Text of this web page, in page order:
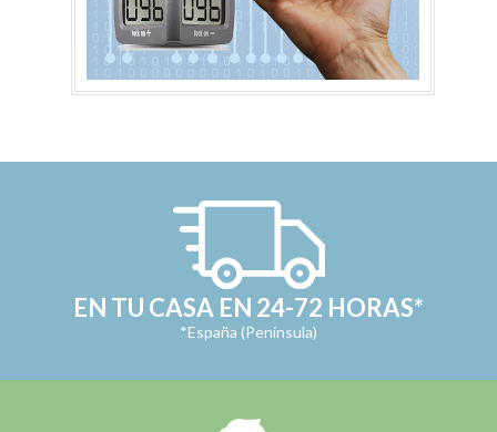
EN TU CASA EN 24-72 HORAS*
*España (Península)